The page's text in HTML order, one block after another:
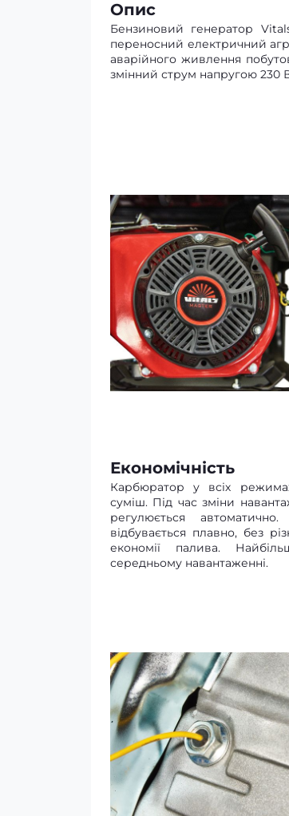
Опис
Бензиновий генератор
переносний електричний
аварійного живлення
змінний струм напругою 230
Економічність
Карбюратор у всіх
суміш. Під час зміни
регулюється
відбувається плавно, без
економії палива.
середньому навантаженні.